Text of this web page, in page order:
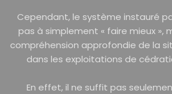
Cependant, le système instauré
pas à simplement « faire mieux »,
compréhension approfondie de la
dans les exploitations de
En effet, il ne suffit pas